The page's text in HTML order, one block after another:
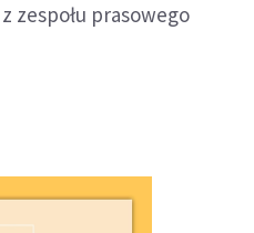
zespołu prasowego